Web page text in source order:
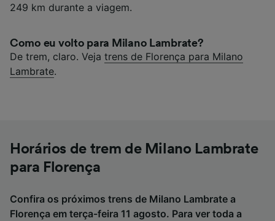
249 km durante a viagem.
Como eu volto para Milano Lambrate?
De trem, claro. Veja trens de Florença para Milano
Lambrate.
Horários de trem de Milano Lambrate
para Florença
Confira os próximos trens de Milano Lambrate a
Florença em terça-feira 11 agosto. Para ver toda a